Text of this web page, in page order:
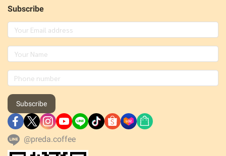
Subscribe
Subscribe
@preda.coffee